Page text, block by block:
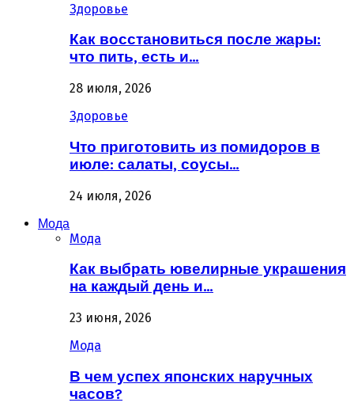
Здоровье
Как восстановиться после жары:
что пить, есть и…
28 июля, 2026
Здоровье
Что приготовить из помидоров в
июле: салаты, соусы…
24 июля, 2026
Мода
Мода
Как выбрать ювелирные украшения
на каждый день и…
23 июня, 2026
Мода
В чем успех японских наручных
часов?